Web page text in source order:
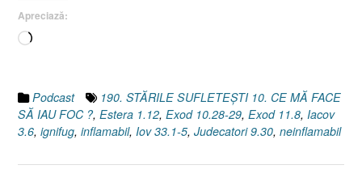
Apreciază:
Încarc...
Podcast
190. STĂRILE SUFLETEȘTI 10. CE MĂ FACE
SĂ IAU FOC ?, Estera 1.12, Exod 10.28-29, Exod 11.8, Iacov
3.6, ignifug, inflamabil, Iov 33.1-5, Judecatori 9.30, neinflamabil